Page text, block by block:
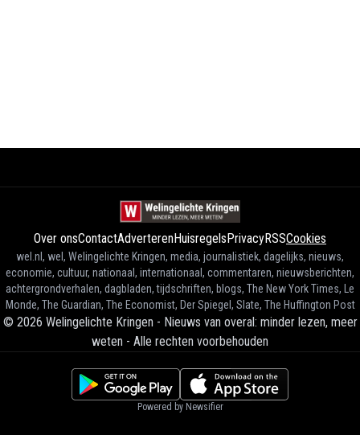
Over onsContactAdverterenHuisregelsPrivacyRSSCookies
wel.nl, wel, Welingelichte Kringen, media, journalistiek, dagelijks, nieuws,
economie, cultuur, nationaal, internationaal, commentaren, nieuwsberichten,
achtergrondverhalen, dagbladen, tijdschriften, blogs, The New York Times, Le
Monde, The Guardian, The Economist, Der Spiegel, Slate, The Huffington Post
© 2026 Welingelichte Kringen - Nieuws van overal: minder lezen, meer
weten - Alle rechten voorbehouden
Powered by Newsifier